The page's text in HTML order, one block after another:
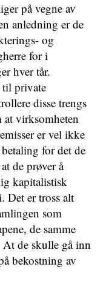
på vegne av
anledning er de
og
for i
hver tår.
til private
disse trengs
at virksomheten
er vel ikke
for det de
de prøver å
kapitalistisk
Det er tross alt
som
de samme
de skulle gå inn
bekostning av